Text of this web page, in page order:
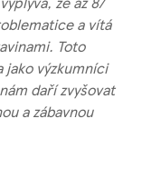
a vítá
Toto
výzkumníci
daří zvyšovat
a zábavnou